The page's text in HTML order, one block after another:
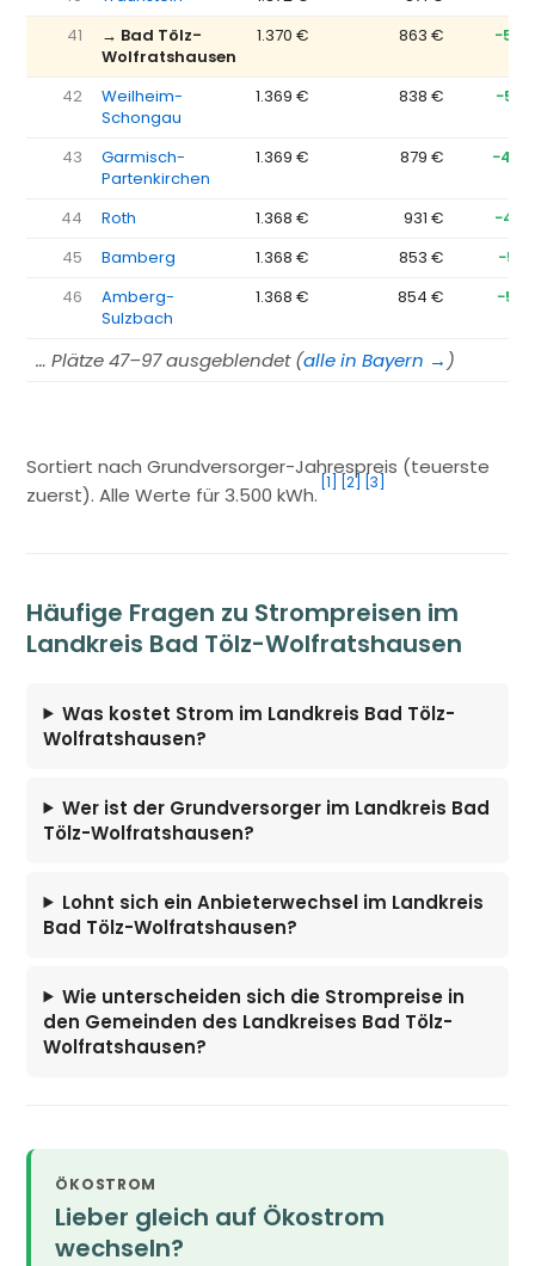
41
→ Bad Tölz-
Wolfratshausen
1.370 € 863 €
42
Weilheim-
Schongau
1.369 € 838 €
43
Garmisch-
Partenkirchen
1.369 € 879 €
44 Roth 1.368 € 931 €
45
Bamberg 1.368 € 853 €
46
Amberg-
Sulzbach
1.368 € 854 €
… Plätze 47–97 ausgeblendet (alle in Bayern → )
Sortiert nach Grundversorger-Jahrespreis (teuerste
zuerst). Alle Werte für 3.500 kWh.
[1] [2] [3]
Häufige Fragen zu Strompreisen im
Landkreis Bad Tölz-Wolfratshausen
Was kostet Strom im Landkreis Bad Tölz-
Wolfratshausen?
Wer ist der Grundversorger im Landkreis Bad
Tölz-Wolfratshausen?
Lohnt sich ein Anbieterwechsel im Landkreis
Bad Tölz-Wolfratshausen?
Wie unterscheiden sich die Strompreise in
den Gemeinden des Landkreises Bad Tölz-
Wolfratshausen?
ÖKOSTROM
Lieber gleich auf Ökostrom
wechseln?